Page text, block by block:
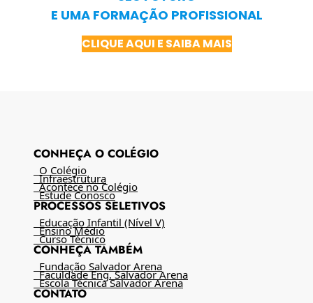
E UMA FORMAÇÃO PROFISSIONAL
CLIQUE AQUI E SAIBA MAIS
CONHEÇA O COLÉGIO
O Colégio
Infraestrutura
Acontece no Colégio
Estude Conosco
PROCESSOS SELETIVOS
Educação Infantil (Nível V)
Ensino Médio
Curso Técnico
CONHEÇA TAMBÉM
Fundação Salvador Arena
Faculdade Eng. Salvador Arena
Escola Técnica Salvador Arena
CONTATO